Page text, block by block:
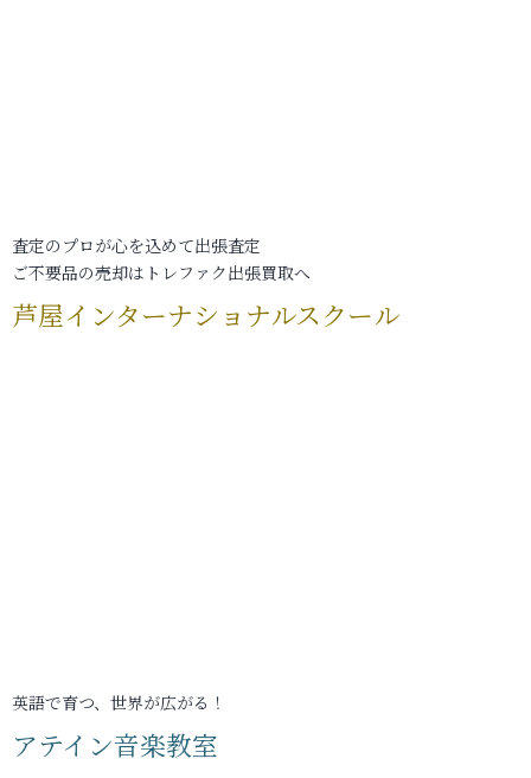
査定のプロが心を込めて出張査定
ご不要品の売却はトレファク出張買取へ
芦屋インターナショナルスクール
英語で育つ、世界が広がる！
アテイン音楽教室